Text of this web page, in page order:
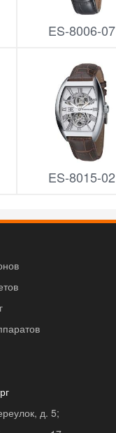
ES-8006-07
ES-8015-02
д. 5;